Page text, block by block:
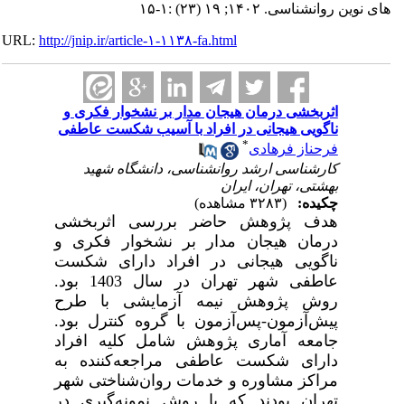
های نوین روانشناسی. ۱۴۰۲; ۱۹ (۲۳) :۱-۱۵
URL:http://jnip.ir/article-۱-۱۱۳۸-fa.html
اثربخشی درمان هیجان مدار بر نشخوار فکری و
ناگویی هیجانی در افراد با آسیب شکست عاطفی
فرحناز فرهادی*
کارشناسی ارشد روانشناسی، دانشگاه شهید
بهشتی، تهران، ایران
چکیده:
هدف پژوهش حاضر بررسی اثربخشی
درمان هیجان مدار بر نشخوار فکری و
ناگویی هیجانی در افراد دارای شکست
عاطفی شهر تهران در سال 1403 بود.
روش پژوهش نیمه آزمایشی با طرح
پیش‌آزمون-پس‌آزمون با گروه کنترل بود.
جامعه آماری پژوهش شامل کلیه افراد
دارای شکست عاطفی مراجعه‌کننده به
مراکز مشاوره و خدمات روان‌شناختی شهر
تهران بودند که با روش نمونه‌گیری در